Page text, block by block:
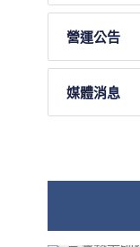
營運公告
媒體消息